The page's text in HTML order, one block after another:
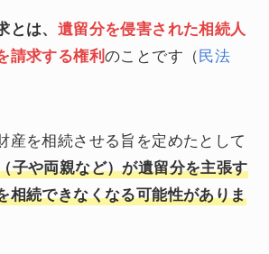
とは、 遺留分を侵害された相続人
請求する権利のことです（ 民法
産を相続させる旨を定めたとして
子や両親など）が遺留分を主張す
相続できなくなる可能性がありま